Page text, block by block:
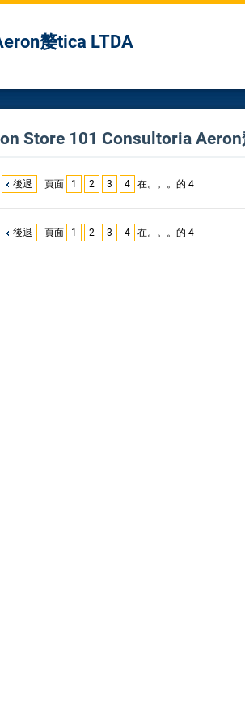
嫠tica LTDA
Store 101 Consultoria
後退 頁面 1 2 3 4 在。。。的 4
後退 頁面 1 2 3 4 在。。。的 4